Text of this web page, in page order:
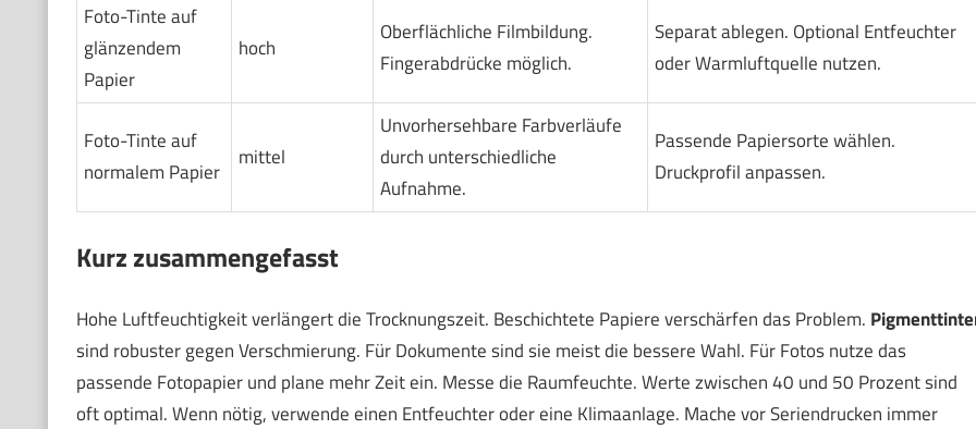
Foto-Tinte auf
glänzendem
Papier
hoch
Oberflächliche Filmbildung.
Fingerabdrücke möglich.
Separat ablegen. Optional Entfeuchter
oder Warmluftquelle nutzen.
Foto-Tinte auf
normalem Papier
mittel
Unvorhersehbare Farbverläufe
durch unterschiedliche
Aufnahme.
Passende Papiersorte wählen.
Druckprofil anpassen.
Kurz zusammengefasst
Hohe Luftfeuchtigkeit verlängert die Trocknungszeit. Beschichtete Papiere verschärfen das Problem.
sind robuster gegen Verschmierung. Für Dokumente sind sie meist die bessere Wahl. Für Fotos nutze das
passende Fotopapier und plane mehr Zeit ein. Messe die Raumfeuchte. Werte zwischen 40 und 50 Prozent sind
oft optimal. Wenn nötig, verwende einen Entfeuchter oder eine Klimaanlage. Mache vor Seriendrucken immer